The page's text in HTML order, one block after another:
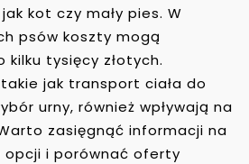
kot czy mały pies. W
psów koszty mogą
tysięcy złotych.
jak transport ciała do
urny, również wpływają na
zasięgnąć informacji na
i porównać oferty